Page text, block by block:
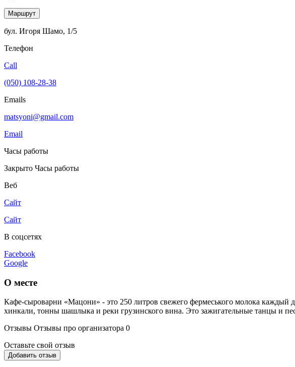
Маршрут
бул. Игоря Шамо, 1/5
Телефон
Call
(050) 108-28-38
Emails
matsyoni@gmail.com
Email
Часы работы
Закрыто Часы работы
Веб
Сайт
Сайт
В соцсетях
Facebook
Google
О месте
Кафе-сыроварни «Мацони» - это 250 литров свежего фермеського молока
хинкали, тонны шашлыка и реки грузинского вина. Это зажигательные танцы и
Отзывы Отзывы про организатора 0
Оставьте свой отзыв
Добавить отзыв